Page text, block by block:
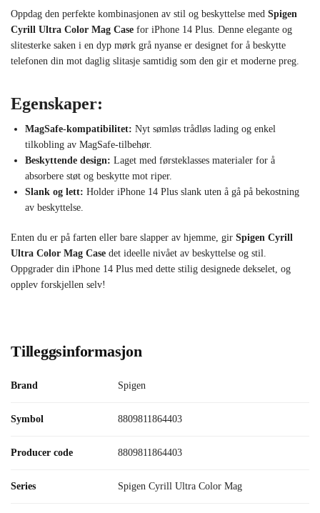
Oppdag den perfekte kombinasjonen av stil og beskyttelse med Spigen
Cyrill Ultra Color Mag Case for iPhone 14 Plus. Denne elegante og
slitesterke saken i en dyp mørk grå nyanse er designet for å beskytte
telefonen din mot daglig slitasje samtidig som den gir et moderne preg.
Egenskaper:
MagSafe-kompatibilitet: Nyt sømløs trådløs lading og enkel
tilkobling av MagSafe-tilbehør.
Beskyttende design: Laget med førsteklasses materialer for å
absorbere støt og beskytte mot riper.
Slank og lett: Holder iPhone 14 Plus slank uten å gå på bekostning
av beskyttelse.
Enten du er på farten eller bare slapper av hjemme, gir Spigen Cyrill
Ultra Color Mag Case det ideelle nivået av beskyttelse og stil.
Oppgrader din iPhone 14 Plus med dette stilig designede dekselet, og
opplev forskjellen selv!
Tilleggsinformasjon
Brand Spigen
Symbol 8809811864403
Producer code 8809811864403
Series Spigen Cyrill Ultra Color Mag